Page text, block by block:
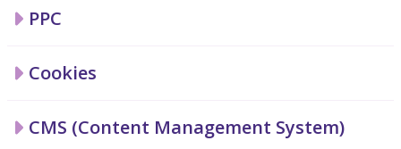
PPC
Cookies
CMS (Content Management System)